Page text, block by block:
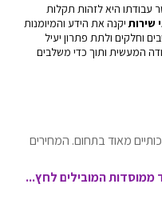
עבודתו היא לזהות תקלות
שירותיקנה את הידע והמיומנות
וחלקים ולתת פתרון יעיל
המעשית ותוך כדי משלבים
מאוד בתחום. המחירים
ממוסדות המובילים לחץ...